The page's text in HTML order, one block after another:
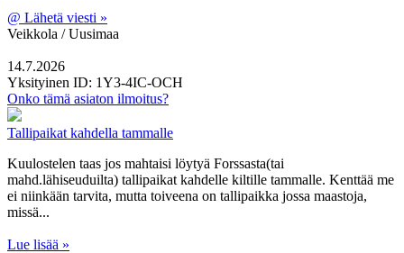
@ Lähetä viesti »
Veikkola / Uusimaa
14.7.2026
Yksityinen ID: 1Y3-4IC-OCH
Onko tämä asiaton ilmoitus?
Tallipaikat kahdella tammalle
Kuulostelen taas jos mahtaisi löytyä Forssasta(tai
mahd.lähiseuduilta) tallipaikat kahdelle kiltille tammalle. Kenttää me
ei niinkään tarvita, mutta toiveena on tallipaikka jossa maastoja,
missä...
Lue lisää »